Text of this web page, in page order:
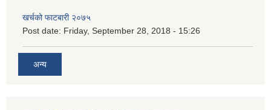
खर्चको फाटबारी २०७५
Post date: Friday, September 28, 2018 - 15:26
अन्य